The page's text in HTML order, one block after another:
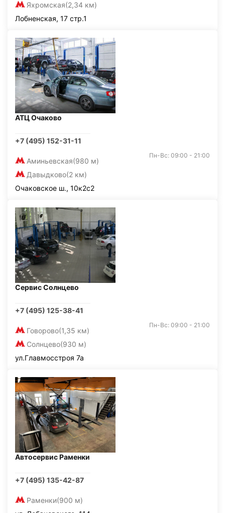
Яхромская(2,34 км)
Лобненская, 17 стр.1
АТЦ Очаково
+7 (495) 152-31-11
Аминьевская(980 м)
Давыдково(2 км)
Пн-Вс: 09:00 - 21:00
Очаковское ш., 10к2с2
Сервис Солнцево
+7 (495) 125-38-41
Говорово(1,35 км)
Солнцево(930 м)
Пн-Вс: 09:00 - 21:00
ул.Главмосстроя 7а
Автосервис Раменки
+7 (495) 135-42-87
Раменки(900 м)